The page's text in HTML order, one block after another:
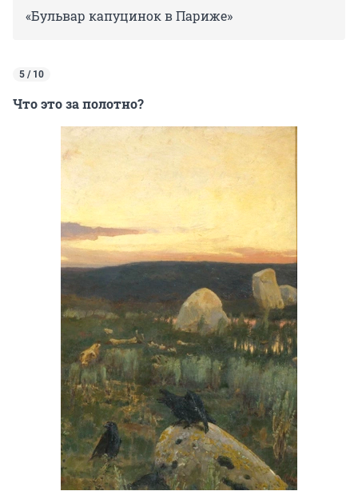
«Бульвар капуцинок в Париже»
5 / 10
Что это за полотно?